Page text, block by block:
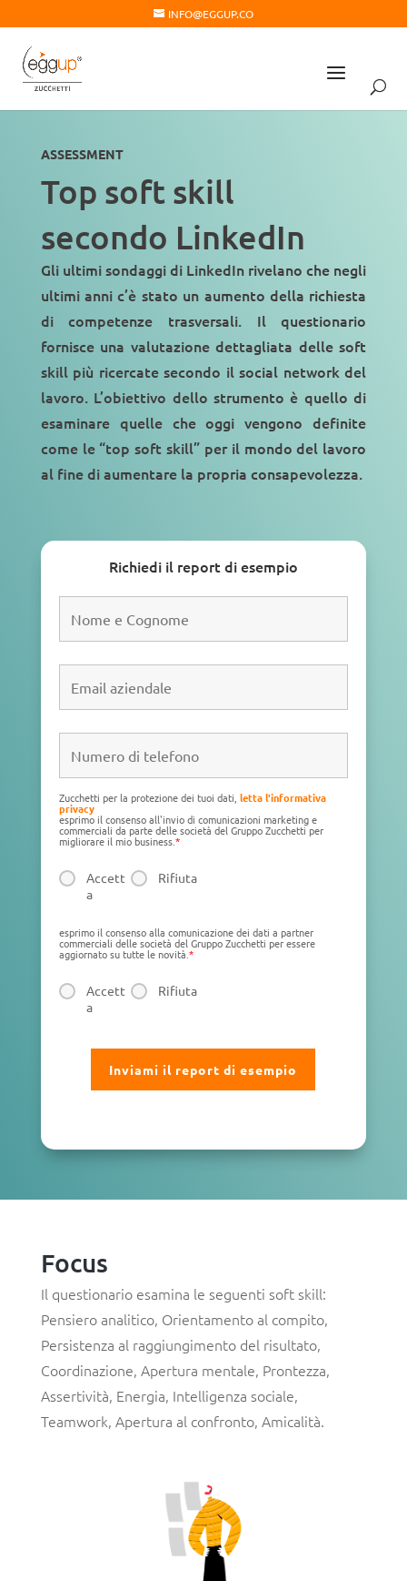
INFO@EGGUP.CO
ASSESSMENT
Top soft skill
secondo LinkedIn
Gli ultimi sondaggi di LinkedIn rivelano che negli
ultimi anni c’è stato un aumento della richiesta
di competenze trasversali. Il questionario
fornisce una valutazione dettagliata delle soft
skill più ricercate secondo il social network del
lavoro. L’obiettivo dello strumento è quello di
esaminare quelle che oggi vengono definite
come le “top soft skill” per il mondo del lavoro
al fine di aumentare la propria consapevolezza.
Richiedi il report di esempio
Zucchetti per la protezione dei tuoi dati, letta l'informativa
privacy
esprimo il consenso all'invio di comunicazioni marketing e
commerciali da parte delle società del Gruppo Zucchetti per
migliorare il mio business.*
Accett
a
Rifiuta
esprimo il consenso alla comunicazione dei dati a partner
commerciali delle società del Gruppo Zucchetti per essere
aggiornato su tutte le novità. *
Accett
a
Rifiuta
Focus
Il questionario esamina le seguenti soft skill:
Pensieroanalitico, Orientamento al compito,
Persistenza al raggiungimento del risultato,
Coordinazione, Apertura mentale, Prontezza,
Assertività, Energia, Intelligenza sociale,
Teamwork, Apertura al confronto, Amicalità.